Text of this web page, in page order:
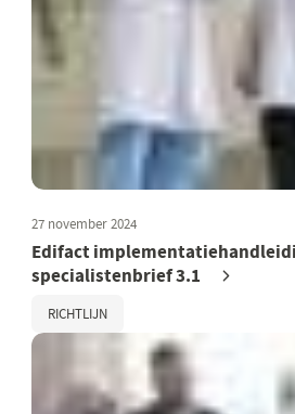
27 november 2024
Edifact
specialistenbrief 3.1
RICHTLIJN